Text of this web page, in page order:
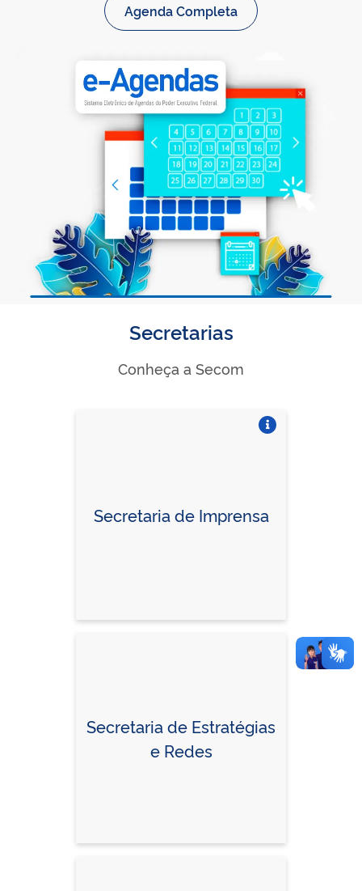
Agenda Completa
Secretarias
Conheça a Secom
Secretaria de Imprensa
Secretaria de Estratégias
e Redes